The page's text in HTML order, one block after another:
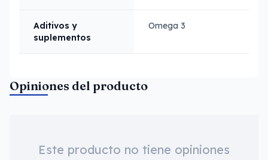
Aditivos y
suplementos
Omega 3
Opiniones del producto
Este producto no tiene opiniones